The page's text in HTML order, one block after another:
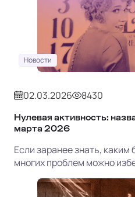
Новости
02.03.2026 8430
Нулевая активность:
марта 2026
Если заранее знать,
многих проблем можно